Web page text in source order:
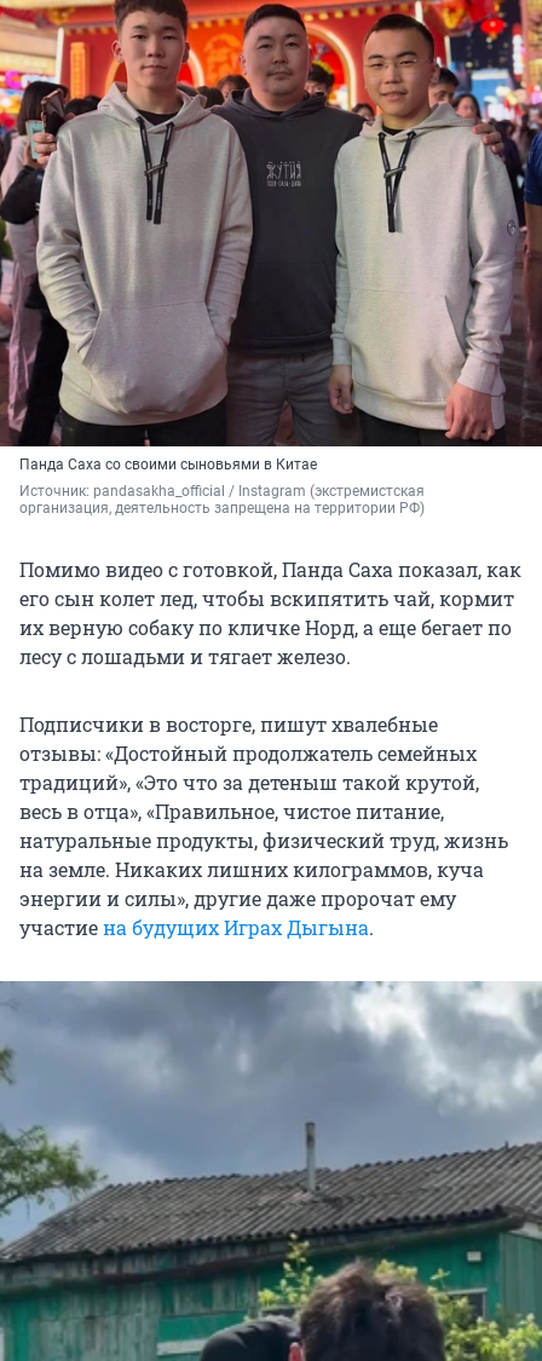
Панда Саха со своими сыновьями в Китае
Источник: pandasakha_official / Instagram (экстремистская
организация, деятельность запрещена на территории РФ)
Помимо видео с готовкой, Панда Саха показал, как
его сын колет лед, чтобы вскипятить чай, кормит
их верную собаку по кличке Норд, а еще бегает по
лесу с лошадьми и тягает железо.
Подписчики в восторге, пишут хвалебные
отзывы: «Достойный продолжатель семейных
традиций», «Это что за детеныш такой крутой,
весь в отца», «Правильное, чистое питание,
натуральные продукты, физический труд, жизнь
на земле. Никаких лишних килограммов, куча
энергии и силы», другие даже пророчат ему
участиена будущих Играх Дыгына.